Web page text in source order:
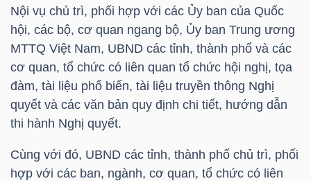
Nội vụ chủ trì, phối hợp với các Ủy ban của Quốc
hội, các bộ, cơ quan ngang bộ, Ủy ban Trung ương
MTTQ Việt Nam, UBND các tỉnh, thành phố và các
cơ quan, tổ chức có liên quan tổ chức hội nghị, tọa
đàm, tài liệu phổ biến, tài liệu truyền thông Nghị
quyết và các văn bản quy định chi tiết, hướng dẫn
thi hành Nghị quyết.
Cùng với đó, UBND các tỉnh, thành phố chủ trì, phối
hợp với các ban, ngành, cơ quan, tổ chức có liên
ĐÔNG
DƯƠNG
TÀI
CHÍNH
CÁ
NHÂN